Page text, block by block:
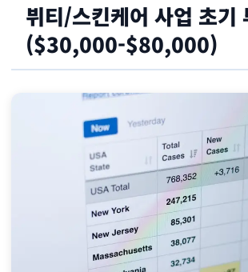
뷔티/스킨케어 사업 초기
($30,000-$80,000)